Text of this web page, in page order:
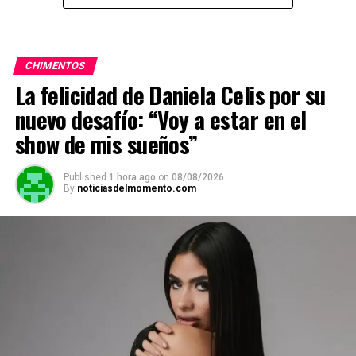
at
s
A
p
p
ce
b
o
o
k
e
a
m
ail py
n
k
m
ar
tir
CHIMENTOS
La felicidad de Daniela Celis por su
nuevo desafío: “Voy a estar en el
show de mis sueños”
Published 1 hora ago on 08/08/2026
By noticiasdelmomento.com